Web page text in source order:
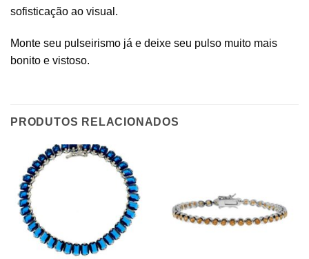
sofisticação ao visual.
Monte seu pulseirismo já e deixe seu pulso muito mais
bonito e vistoso.
PRODUTOS RELACIONADOS